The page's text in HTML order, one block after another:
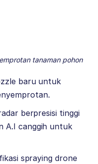
tanaman pohon
baru untuk
berpresisi tinggi
A.I canggih untuk
spraying drone